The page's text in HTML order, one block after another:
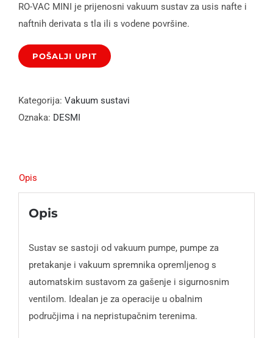
RO-VAC MINI je prijenosni vakuum sustav za usis nafte i
naftnih derivata s tla ili s vodene površine.
Kategorija: Vakuum sustavi
Oznaka: DESMI
Opis
Opis
Sustav se sastoji od vakuum pumpe, pumpe za
pretakanje i vakuum spremnika opremljenog s
automatskim sustavom za gašenje i sigurnosnim
ventilom. Idealan je za operacije u obalnim
područjima i na nepristupačnim terenima.